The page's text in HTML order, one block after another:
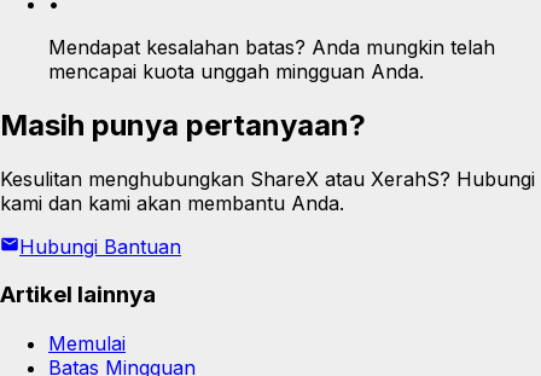
Mendapat kesalahan batas? Anda mungkin telah
mencapai kuota unggah mingguan Anda.
Masih punya pertanyaan?
Kesulitan menghubungkan ShareX atau XerahS? Hubungi
kami dan kami akan membantu Anda.
Hubungi Bantuan
Artikel lainnya
Memulai
Batas Mingguan